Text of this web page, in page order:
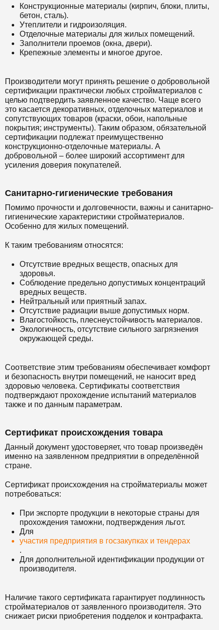
Конструкционные материалы (кирпич, блоки, плиты,
бетон, сталь).
Утеплители и гидроизоляция.
Отделочные материалы для жилых помещений.
Заполнители проемов (окна, двери).
Крепежные элементы и многое другое.
Производители могут принять решение о добровольной
сертификации практически любых стройматериалов с
целью подтвердить заявленное качество. Чаще всего
это касается декоративных, отделочных материалов и
сопутствующих товаров (краски, обои, напольные
покрытия; инструменты). Таким образом, обязательной
сертификации подлежат преимущественно
конструкционно-отделочные материалы. А
добровольной – более широкий ассортимент для
усиления доверия покупателей.
Санитарно-гигиенические требования
Помимо прочности и долговечности, важны и санитарно-
гигиенические характеристики стройматериалов.
Особенно для жилых помещений.
К таким требованиям относятся:
Отсутствие вредных веществ, опасных для
здоровья.
Соблюдение предельно допустимых концентраций
вредных веществ.
Нейтральный или приятный запах.
Отсутствие радиации выше допустимых норм.
Влагостойкость, плеснеустойчивость материалов.
Экологичность, отсутствие сильного загрязнения
окружающей среды.
Соответствие этим требованиям обеспечивает комфорт
и безопасность внутри помещений, не наносит вред
здоровью человека. Сертификаты соответствия
подтверждают прохождение испытаний материалов
также и по данным параметрам.
Сертификат происхождения товара
Данный документ удостоверяет, что товар произведён
именно на заявленном предприятии в определённой
стране.
Сертификат происхождения на стройматериалы может
потребоваться:
При экспорте продукции в некоторые страны для
прохождения таможни, подтверждения льгот.
Для
участия предприятия в госзакупках и тендерах
.
Для дополнительной идентификации продукции от
производителя.
Наличие такого сертификата гарантирует подлинность
стройматериалов от заявленного производителя. Это
снижает риски приобретения подделок и контрафакта.